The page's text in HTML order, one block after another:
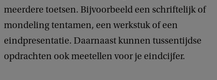
meerdere toetsen. Bijvoorbeeld een schriftelijk of
mondeling tentamen, een werkstuk of een
eindpresentatie. Daarnaast kunnen tussentijdse
opdrachten ook meetellen voor je eindcijfer.